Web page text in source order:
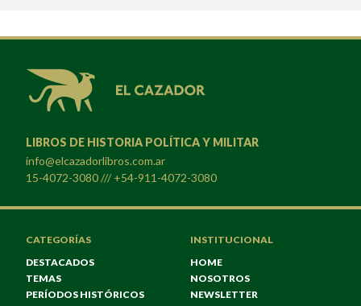
LIBROS DE HISTORIA POLÍTICA Y MILITAR
info@elcazadorlibros.com.ar
15-4072-3080 /// +54-911-4072-3080
CATEGORÍAS
DESTACADOS
TEMAS
PERÍODOS HISTÓRICOS
INSTITUCIONAL
HOME
NOSOTROS
NEWSLETTER